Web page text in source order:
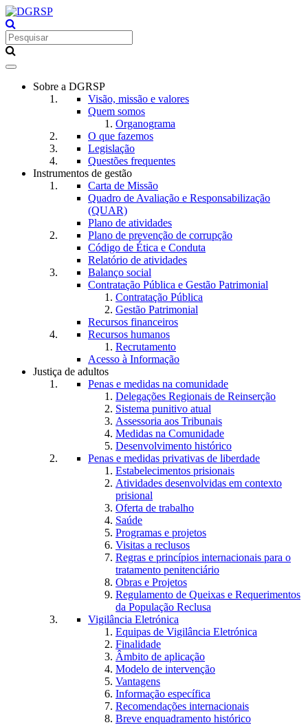
Toggle
navigationSobre a DGRSP
Visão, missão e valores
Quem somos
Organograma
O que fazemos
Legislação
Questões frequentes
Instrumentos de gestão
Carta de Missão
Quadro de Avaliação e Responsabilização
(QUAR)
Plano de atividades
Plano de prevenção de corrupção
Código de Ética e Conduta
Relatório de atividades
Balanço social
Contratação Pública e Gestão Patrimonial
Contratação Pública
Gestão Patrimonial
Recursos financeiros
Recursos humanos
Recrutamento
Acesso à Informação
Justiça de adultos
Penas e medidas na comunidade
Delegações Regionais de Reinserção
Sistema punitivo atual
Assessoria aos Tribunais
Medidas na Comunidade
Desenvolvimento histórico
Penas e medidas privativas de liberdade
Estabelecimentos prisionais
Atividades desenvolvidas em contexto
prisional
Oferta de trabalho
Saúde
Programas e projetos
Visitas a reclusos
Regras e princípios internacionais para o
tratamento penitenciário
Obras e Projetos
Regulamento de Queixas e Requerimentos
da População Reclusa
Vigilância Eletrónica
Equipas de Vigilância Eletrónica
Finalidade
Âmbito de aplicação
Modelo de intervenção
Vantagens
Informação específica
Recomendações internacionais
Breve enquadramento histórico